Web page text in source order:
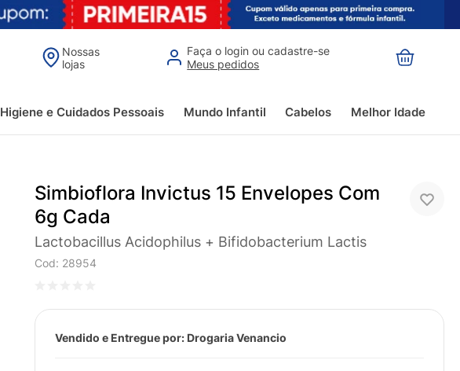
Nossas
lojas
Faça o login ou cadastre-se
Meus pedidos
Higiene e Cuidados Pessoais Mundo Infantil Cabelos Melhor Idade
Simbioflora Invictus 15 Envelopes Com
6g Cada
Lactobacillus Acidophilus + Bifidobacterium Lactis
Cod: 28954
Vendido e Entregue por: Drogaria Venancio